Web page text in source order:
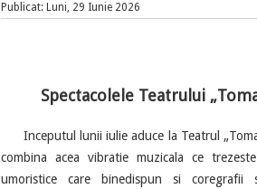
Publicat: Luni, 29 Iunie 2026
Spectacolele Teatrului
Inceputul lunii iulie aduce la Teatrul „Toma
combina acea vibratie muzicala ce
umoristice care binedispun si coregrafii